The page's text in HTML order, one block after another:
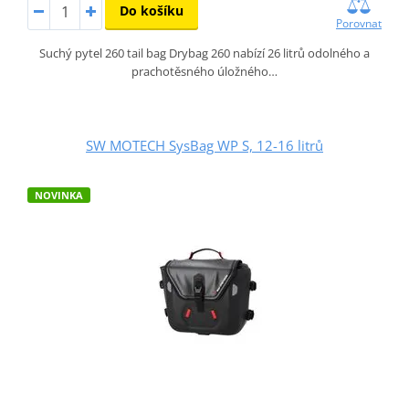
Do košíku
Porovnat
Suchý pytel 260 tail bag Drybag 260 nabízí 26 litrů odolného a
prachotěsného úložného…
SW MOTECH SysBag WP S, 12-16 litrů
NOVINKA